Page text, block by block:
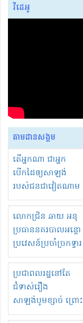
វីដេអូ
តាមដានសង្គម
តើអ្នកណា ជាអ្នក
បើកដៃឲ្យសាឡង់
របស់ជនជាវៀតណាម
ចូល មកខុស
ច្បាប់លួចបូមខ្សាច់នៅ
ក្នុងប្រទេសកម្ពុជា
លោកជ្រិន ឆាយ អនុ
ប្រធាននគរបាលអន្តោ
ប្រវេសន៍ប្រចាំច្រកទ្វារ
ព្រំដែនភ្នំឌិន និងឈ្មួញ
មួយចំនួនទៀត
កំពង់តែគុបគិតគ្នា
ធ្វើសកម្មភាពរកស៊ីនិង
ស្តុកទំនិញគេចពន្ធ?
ប្រជាពលរដ្ឋនៅតែ
ជំទាស់រឿង
សាឡង់បូមខ្សាច់ ព្រោះ
ខ្លាចបាក់ច្រាំងទៀត!